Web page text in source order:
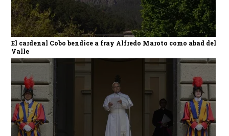
El cardenal Cobo bendice a fray Alfredo Maroto como abad del
Valle